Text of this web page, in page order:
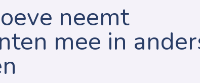
neemt
mee in